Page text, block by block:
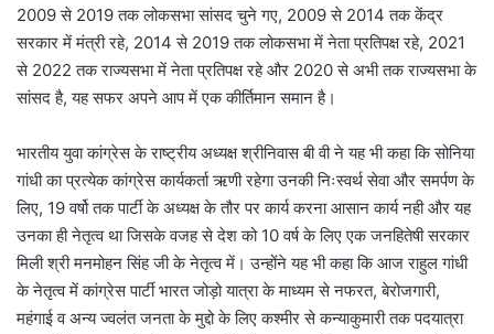
2009 से 2019 तक लोकसभा सांसद चुने गए, 2009 से 2014 तक केंद्र
सरकार में मंत्री रहे, 2014 से 2019 तक लोकसभा में नेता प्रतिपक्ष रहे, 2021
से 2022 तक राज्यसभा में नेता प्रतिपक्ष रहे और 2020 से अभी तक राज्यसभा के
सांसद है, यह सफर अपने आप में एक कीर्तिमान समान है।
भारतीय युवा कांग्रेस के राष्ट्रीय अध्यक्ष श्रीनिवास बी वी ने यह भी कहा कि सोनिया
गांधी का प्रत्येक कांग्रेस कार्यकर्ता ऋणी रहेगा उनकी निःस्वर्थ सेवा और समर्पण के
लिए, 19 वर्षो तक पार्टी के अध्यक्ष के तौर पर कार्य करना आसान कार्य नही और यह
उनका ही नेतृत्व था जिसके वजह से देश को 10 वर्ष के लिए एक जनहितेषी सरकार
मिली श्री मनमोहन सिंह जी के नेतृत्व में। उन्होंने यह भी कहा कि आज राहुल गांधी
के नेतृत्व में कांग्रेस पार्टी भारत जोड़ो यात्रा के माध्यम से नफरत, बेरोजगारी,
महंगाई व अन्य ज्वलंत जनता के मुद्दो के लिए कश्मीर से कन्याकुमारी तक पदयात्रा